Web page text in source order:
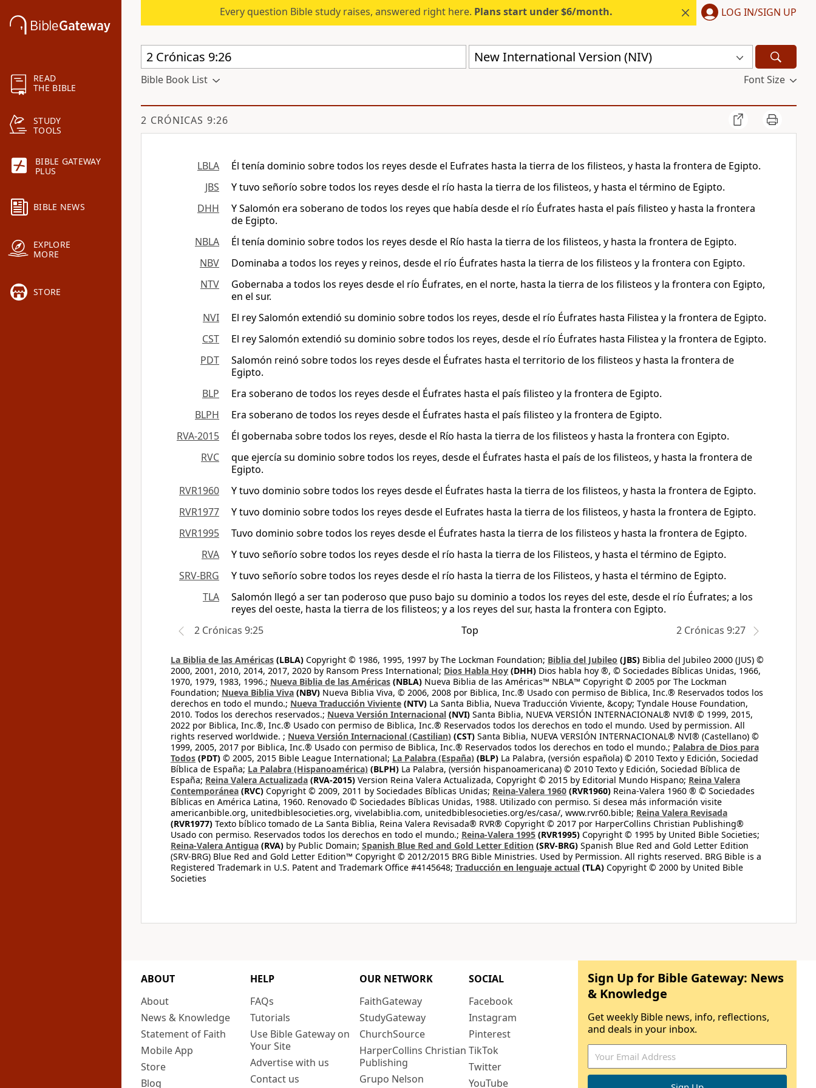
READ
THE BIBLE
STUDY
TOOLS
BIBLE GATEWAY
PLUS
BIBLE NEWS
EXPLORE
MORE
STORE
Every question Bible study raises, answered right here. Plans start under $6/month. LOG IN/SIGN UP
New International Version (NIV)
Bible Book List Font Size
2 CRÓNICAS 9:26
LBLA
Él tenía dominio sobre todos los reyes desde el Eufrates hasta la tierra de los filisteos, y hasta la frontera de Egipto.
JBS
Y tuvo señorío sobre todos los reyes desde el río hasta la tierra de los filisteos, y hasta el término de Egipto.
DHH
Y Salomón era soberano de todos los reyes que había desde el río Éufrates hasta el país filisteo y hasta la frontera
de Egipto.
NBLA
Él tenía dominio sobre todos los reyes desde el Río hasta la tierra de los filisteos, y hasta la frontera de Egipto.
NBV
Dominaba a todos los reyes y reinos, desde el río Éufrates hasta la tierra de los filisteos y la frontera con Egipto.
NTV
Gobernaba a todos los reyes desde el río Éufrates, en el norte, hasta la tierra de los filisteos y la frontera con Egipto,
en el sur.
NVI
El rey Salomón extendió su dominio sobre todos los reyes, desde el río Éufrates hasta Filistea y la frontera de Egipto.
CST
El rey Salomón extendió su dominio sobre todos los reyes, desde el río Éufrates hasta Filistea y la frontera de Egipto.
PDT
Salomón reinó sobre todos los reyes desde el Éufrates hasta el territorio de los filisteos y hasta la frontera de
Egipto.
BLP
Era soberano de todos los reyes desde el Éufrates hasta el país filisteo y la frontera de Egipto.
BLPH
Era soberano de todos los reyes desde el Éufrates hasta el país filisteo y la frontera de Egipto.
RVA-2015
Él gobernaba sobre todos los reyes, desde el Río hasta la tierra de los filisteos y hasta la frontera con Egipto.
RVC
que ejercía su dominio sobre todos los reyes, desde el Éufrates hasta el país de los filisteos, y hasta la frontera de
Egipto.
RVR1960
Y tuvo dominio sobre todos los reyes desde el Éufrates hasta la tierra de los filisteos, y hasta la frontera de Egipto.
RVR1977
Y tuvo dominio sobre todos los reyes desde el Eufrates hasta la tierra de los filisteos, y hasta la frontera de Egipto.
RVR1995
Tuvo dominio sobre todos los reyes desde el Éufrates hasta la tierra de los filisteos y hasta la frontera de Egipto.
RVA
Y tuvo señorío sobre todos los reyes desde el río hasta la tierra de los Filisteos, y hasta el término de Egipto.
SRV-BRG
Y tuvo señorío sobre todos los reyes desde el río hasta la tierra de los Filisteos, y hasta el término de Egipto.
TLA
Salomón llegó a ser tan poderoso que puso bajo su dominio a todos los reyes del este, desde el río Éufrates; a los
reyes del oeste, hasta la tierra de los filisteos; y a los reyes del sur, hasta la frontera con Egipto.
2 Crónicas 9:25
Top 2 Crónicas 9:27
La Biblia de las Américas (LBLA) Copyright © 1986, 1995, 1997 by The Lockman Foundation; Biblia del Jubileo (JBS) Biblia del Jubileo 2000 (JUS) ©
2000, 2001, 2010, 2014, 2017, 2020 by Ransom Press International; Dios Habla Hoy (DHH) Dios habla hoy ®, © Sociedades Bíblicas Unidas, 1966,
1970, 1979, 1983, 1996.; Nueva Biblia de las Américas (NBLA) Nueva Biblia de las Américas™ NBLA™ Copyright © 2005 por The Lockman
Foundation; Nueva Biblia Viva (NBV) Nueva Biblia Viva, © 2006, 2008 por Biblica, Inc.® Usado con permiso de Biblica, Inc.® Reservados todos los
derechos en todo el mundo.; Nueva Traducción Viviente (NTV) La Santa Biblia, Nueva Traducción Viviente, &copy; Tyndale House Foundation,
2010. Todos los derechos reservados.; Nueva Versión Internacional (NVI) Santa Biblia, NUEVA VERSIÓN INTERNACIONAL® NVI® © 1999, 2015,
2022 por Biblica, Inc.®, Inc.® Usado con permiso de Biblica, Inc.® Reservados todos los derechos en todo el mundo. Used by permission. All
rights reserved worldwide. ; Nueva Versión Internacional (Castilian) (CST) Santa Biblia, NUEVA VERSIÓN INTERNACIONAL® NVI® (Castellano) ©
1999, 2005, 2017 por Biblica, Inc.® Usado con permiso de Biblica, Inc.® Reservados todos los derechos en todo el mundo.; Palabra de Dios para
Todos (PDT) © 2005, 2015 Bible League International; La Palabra (España) (BLP) La Palabra, (versión española) © 2010 Texto y Edición, Sociedad
Bíblica de España; La Palabra (Hispanoamérica) (BLPH) La Palabra, (versión hispanoamericana) © 2010 Texto y Edición, Sociedad Bíblica de
España; Reina Valera Actualizada (RVA-2015) Version Reina Valera Actualizada, Copyright © 2015 by Editorial Mundo Hispano; Reina Valera
Contemporánea (RVC) Copyright © 2009, 2011 by Sociedades Bíblicas Unidas; Reina-Valera 1960 (RVR1960) Reina-Valera 1960 ® © Sociedades
Bíblicas en América Latina, 1960. Renovado © Sociedades Bíblicas Unidas, 1988. Utilizado con permiso. Si desea más información visite
americanbible.org, unitedbiblesocieties.org, vivelabiblia.com, unitedbiblesocieties.org/es/casa/, www.rvr60.bible; Reina Valera Revisada
(RVR1977) Texto bíblico tomado de La Santa Biblia, Reina Valera Revisada® RVR® Copyright © 2017 por HarperCollins Christian Publishing®
Usado con permiso. Reservados todos los derechos en todo el mundo.; Reina-Valera 1995 (RVR1995) Copyright © 1995 by United Bible Societies;
Reina-Valera Antigua (RVA) by Public Domain; Spanish Blue Red and Gold Letter Edition (SRV-BRG) Spanish Blue Red and Gold Letter Edition
(SRV-BRG) Blue Red and Gold Letter Edition™ Copyright © 2012/2015 BRG Bible Ministries. Used by Permission. All rights reserved. BRG Bible is a
Registered Trademark in U.S. Patent and Trademark Office #4145648; Traducción en lenguaje actual (TLA) Copyright © 2000 by United Bible
Societies
ABOUT
About
News & Knowledge
Statement of Faith
Mobile App
Store
Blog
HELP
FAQs
Tutorials
Use Bible Gateway on
Your Site
Advertise with us
Contact us
OUR NETWORK
FaithGateway
StudyGateway
ChurchSource
HarperCollins Christian
Publishing
Grupo Nelson
SOCIAL
Facebook
Instagram
Pinterest
TikTok
Twitter
YouTube
Sign Up for Bible Gateway: News
& Knowledge
Get weekly Bible news, info, reflections,
and deals in your inbox.